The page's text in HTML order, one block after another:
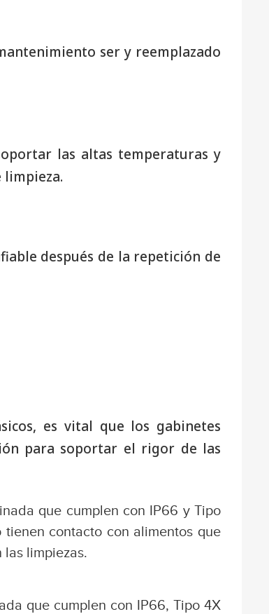
ser y reemplazado
las altas temperaturas y
limpieza.
después de la repetición de
es vital que los gabinetes
para soportar el rigor de las
que cumplen con IP66 y Tipo
contacto con alimentos que
limpiezas.
que cumplen con IP66, Tipo 4X